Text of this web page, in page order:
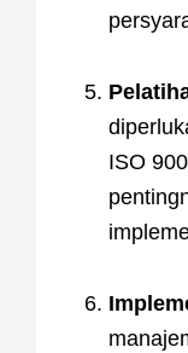
ISO